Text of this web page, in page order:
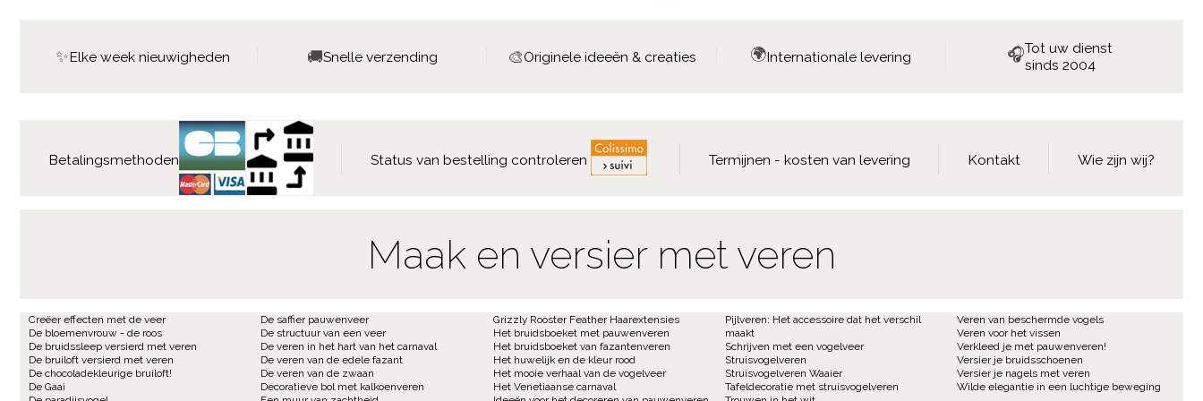
✨Elke week nieuwigheden 🚚Snelle verzending 🎨Originele ideeën & creaties 🌍Internationale levering 🎧Tot uw dienst
sinds 2004
Betalingsmethoden Status van bestelling controleren Termijnen - kosten van levering Kontakt Wie zijn wij?
Maak en versier met veren
Creëer effecten met de veer
De bloemenvrouw - de roos
De bruidssleep versierd met veren
De bruiloft versierd met veren
De chocoladekleurige bruiloft!
De Gaai
De saffier pauwenveer
De structuur van een veer
De veren in het hart van het carnaval
De veren van de edele fazant
De veren van de zwaan
Decoratieve bol met kalkoenveren
Grizzly Rooster Feather Haarextensies
Het bruidsboeket met pauwenveren
Het bruidsboeket van fazantenveren
Het huwelijk en de kleur rood
Het mooie verhaal van de vogelveer
Het Venetiaanse carnaval
Pijlveren: Het accessoire dat het verschil
maakt
Schrijven met een vogelveer
Struisvogelveren
Struisvogelveren Waaier
Tafeldecoratie met struisvogelveren
Veren van beschermde vogels
Veren voor het vissen
Verkleed je met pauwenveren!
Versier je bruidsschoenen
Versier je nagels met veren
Wilde elegantie in een luchtige beweging